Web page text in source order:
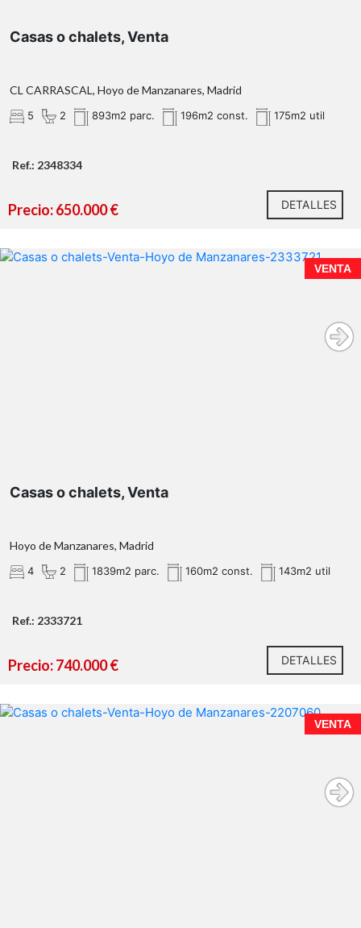
Casas o chalets, Venta
CL CARRASCAL, Hoyo de Manzanares, Madrid
5 2 893m2 parc. 196m2 const. 175m2 util
Ref.: 2348334
Precio: 650.000 € DETALLES
VENTA
Chalet independiente sobre parcela de 1.839 m² con
Casas o chalets, Venta
Hoyo de Manzanares, Madrid
4 2 1839m2 parc. 160m2 const. 143m2 util
Ref.: 2333721
Precio: 740.000 € DETALLES
VENTA
La Berzosa